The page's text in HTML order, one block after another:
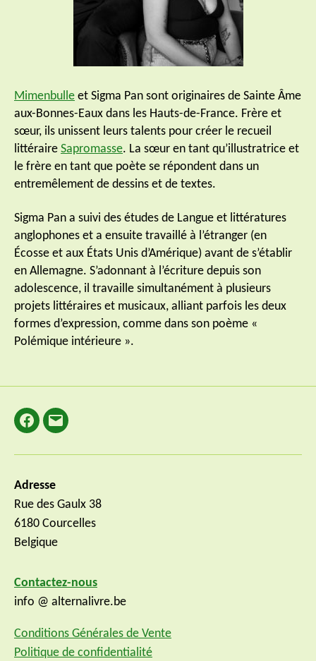
Mimenbulle et Sigma Pan sont originaires de Sainte Âme
aux-Bonnes-Eaux dans les Hauts-de-France. Frère et
sœur, ils unissent leurs talents pour créer le recueil
littéraire Sapromasse. La sœur en tant qu’illustratrice et
le frère en tant que poète se répondent dans un
entremêlement de dessins et de textes.
Sigma Pan a suivi des études de Langue et littératures
anglophones et a ensuite travaillé à l’étranger (en
Écosse et aux États Unis d’Amérique) avant de s’établir
en Allemagne. S’adonnant à l’écriture depuis son
adolescence, il travaille simultanément à plusieurs
projets littéraires et musicaux, alliant parfois les deux
formes d’expression, comme dans son poème «
Polémique intérieure ».
Facebook
E-
Adresse
Rue des Gaulx 38
6180 Courcelles
Belgique
Contactez-nous
info @ alternalivre.be
Conditions Générales de Vente
Politique de confidentialité